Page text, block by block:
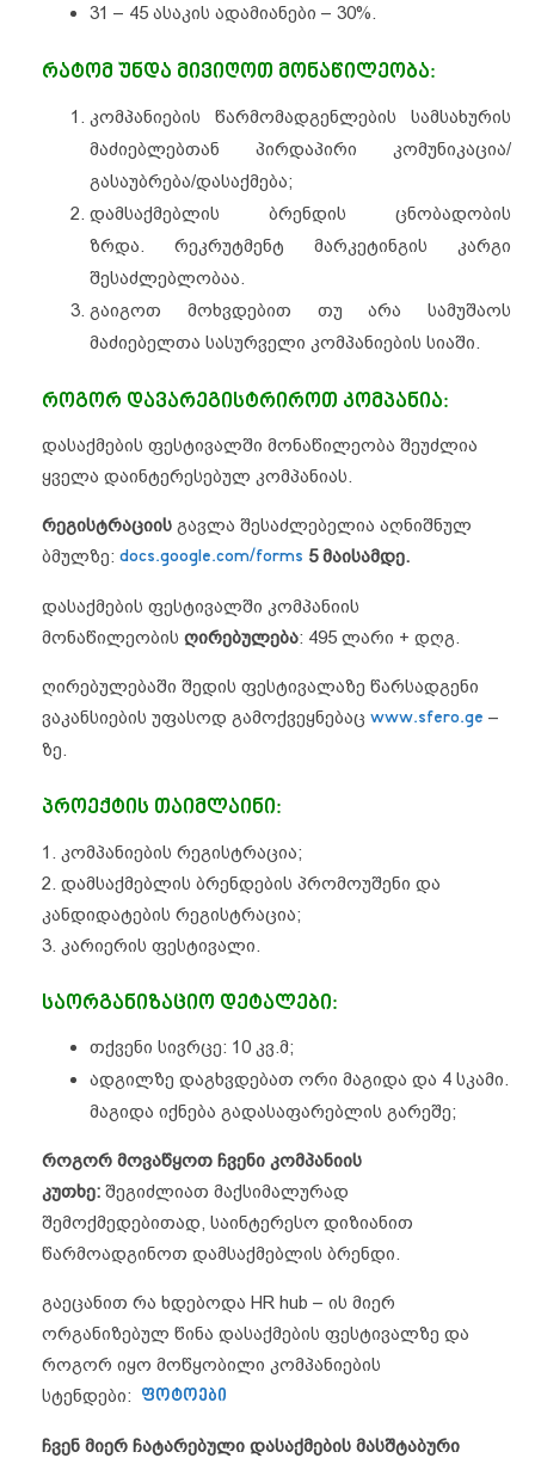
31 – 45 ასაკის ადამიანები – 30%.
რატომ უნდა მივიღოთ მონაწილეობა:
კომპანიების წარმომადგენლების სამსახურის
მაძიებლებთან პირდაპირი კომუნიკაცია/
გასაუბრება/დასაქმება;
დამსაქმებლის ბრენდის ცნობადობის
ზრდა. რეკრუტმენტ მარკეტინგის კარგი
შესაძლებლობაა.
გაიგოთ მოხვდებით თუ არა სამუშაოს
მაძიებელთა სასურველი კომპანიების სიაში.
როგორ დავარეგისტრიროთ კომპანია:
დასაქმების ფესტივალში მონაწილეობა შეუძლია
ყველა დაინტერესებულ კომპანიას.
რეგისტრაციის გავლა შესაძლებელია აღნიშნულ
ბმულზე: docs.google.com/forms 5 მაისამდე.
დასაქმების ფესტივალში კომპანიის
მონაწილეობის ღირებულება: 495 ლარი + დღგ.
ღირებულებაში შედის ფესტივალაზე წარსადგენი
ვაკანსიების უფასოდ გამოქვეყნებაც www.sfero.ge –
ზე.
პროექტის თაიმლაინი:
1. კომპანიების რეგისტრაცია;
2. დამსაქმებლის ბრენდების პრომოუშენი და
კანდიდატების რეგისტრაცია;
3. კარიერის ფესტივალი.
საორგანიზაციო დეტალები:
თქვენი სივრცე: 10 კვ.მ;
ადგილზე დაგხვდებათ ორი მაგიდა და 4 სკამი.
მაგიდა იქნება გადასაფარებლის გარეშე;
როგორ მოვაწყოთ ჩვენი კომპანიის
კუთხე: შეგიძლიათ მაქსიმალურად
შემოქმედებითად, საინტერესო დიზიანით
წარმოადგინოთ დამსაქმებლის ბრენდი.
გაეცანით რა ხდებოდა HR hub – ის მიერ
ორგანიზებულ წინა დასაქმების ფესტივალზე და
როგორ იყო მოწყობილი კომპანიების
სტენდები: ფოტოები
ჩვენ მიერ ჩატარებული დასაქმების მასშტაბური